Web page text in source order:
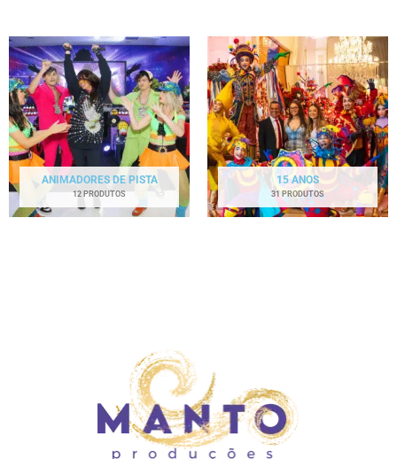
ANIMADORES DE PISTA
12 PRODUTOS
15 ANOS
31 PRODUTOS